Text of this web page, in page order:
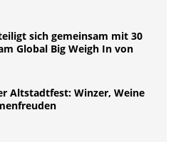
sich gemeinsam mit 30
Global Big Weigh In von
Altstadtfest: Winzer, Weine